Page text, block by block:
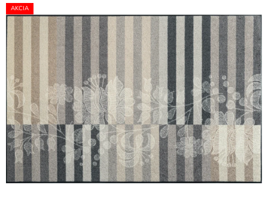
hodnotenie
produktu
je
0,0
hviezdičiek.
AKCIA